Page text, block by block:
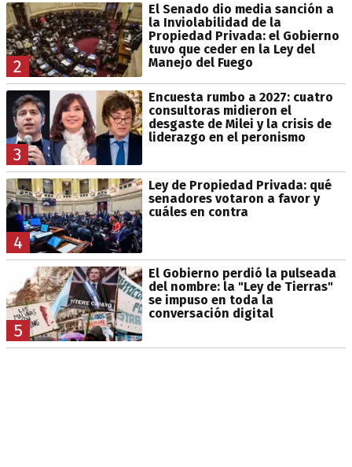
2
El Senado dio media sanción a
la Inviolabilidad de la
Propiedad Privada: el Gobierno
tuvo que ceder en la Ley del
Manejo del Fuego
3
Encuesta rumbo a 2027: cuatro
consultoras midieron el
desgaste de Milei y la crisis de
liderazgo en el peronismo
4
Ley de Propiedad Privada: qué
senadores votaron a favor y
cuáles en contra
5
El Gobierno perdió la pulseada
del nombre: la "Ley de Tierras"
se impuso en toda la
conversación digital